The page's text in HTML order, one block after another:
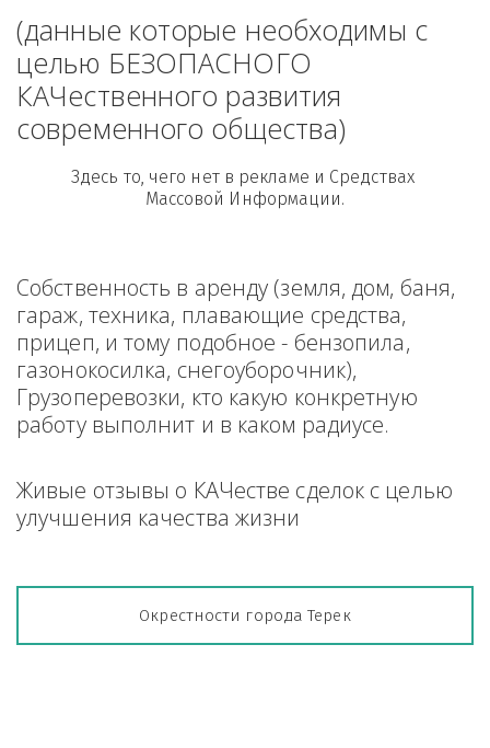
(данные которые необходимы с
целью БЕЗОПАСНОГО
КАЧественного развития
современного общества)
Здесь то, чего нет в рекламе и Средствах
Массовой Информации.
Собственность в аренду (земля, дом, баня,
гараж, техника, плавающие средства,
прицеп, и тому подобное - бензопила,
газонокосилка, снегоуборочник),
Грузоперевозки, кто какую конкретную
работу выполнит и в каком радиусе.
Живые отзывы о КАЧестве сделок с целью
улучшения качества жизни
Окрестности города Терек